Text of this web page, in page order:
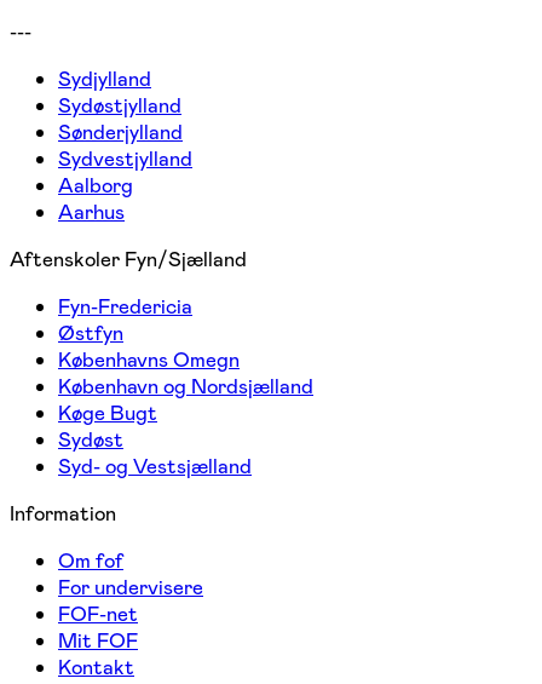
---
Sydjylland
Sydøstjylland
Sønderjylland
Sydvestjylland
Aalborg
Aarhus
Aftenskoler Fyn/Sjælland
Fyn-Fredericia
Østfyn
Københavns Omegn
København og Nordsjælland
Køge Bugt
Sydøst
Syd- og Vestsjælland
Information
Om fof
For undervisere
FOF-net
Mit FOF
Kontakt